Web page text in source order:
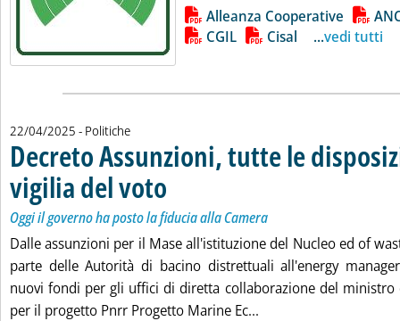
Lista allegati PDF alla notiziaAlleanza Cooperative
CGIL
Cisal ...vedi tutti
22/04/2025 - Politiche
Decreto Assunzioni, tutte le
vigilia del voto . Sottotitolo: Oggi il governo ha posto la fiducia alla
. Pubblicata martedì 22 aprile 2025 alle 14.8.
Oggi il governo ha posto la fiducia alla Camera
Dalle assunzioni per il Mase all'istituzione del Nucleo ed of
parte delle Autorità di bacino distrettuali all'energy
nuovi fondi per gli uffici di diretta collaborazione del ministro
per il progetto Pnrr Progetto Marine Ec...